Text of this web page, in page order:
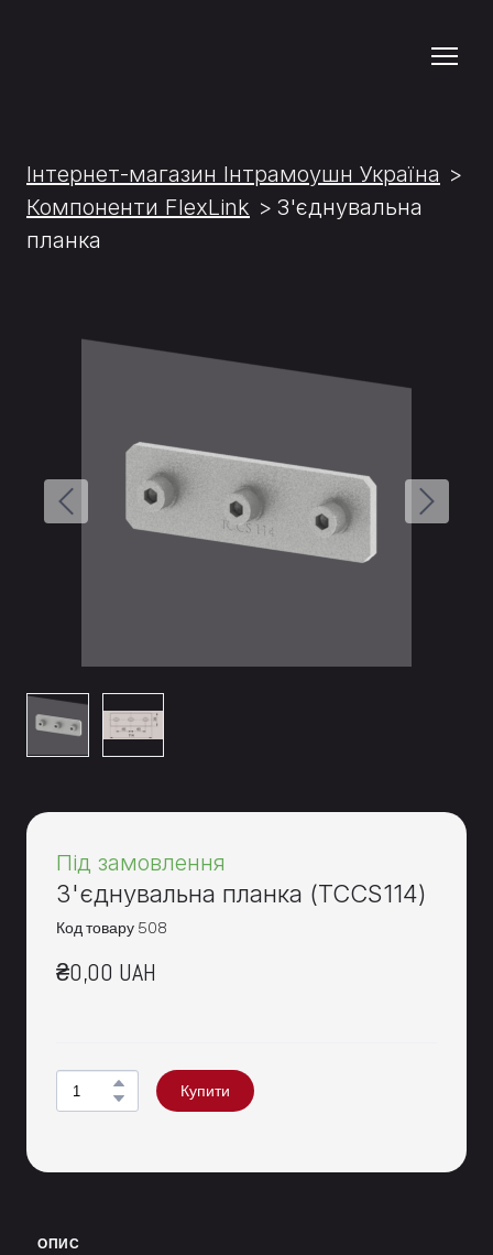
Інтернет-магазин Інтрамоушн Україна
Компоненти FlexLink
З'єднувальна
планка
Під замовлення
З'єднувальна планка (TCCS114)
Код товару 508
₴0,00 UAH
Купити
ОПИС